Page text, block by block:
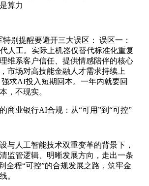
算力
特别提醒要避开三大误区： 误区一：
人工。实际上机器仅替代标准化重复
维系客户信任、提供情感陪伴的核心
市场对高技能金融人才需求持续上
求AI投入短期回本。一年内就要回
，不现实。
商业银行AI合规：从“可用”到“可控”
与人工智能技术双重变革的背景下，
监管逻辑、明晰发展方向，走出一条
全程“可控”的合规发展之路，筑牢金
。